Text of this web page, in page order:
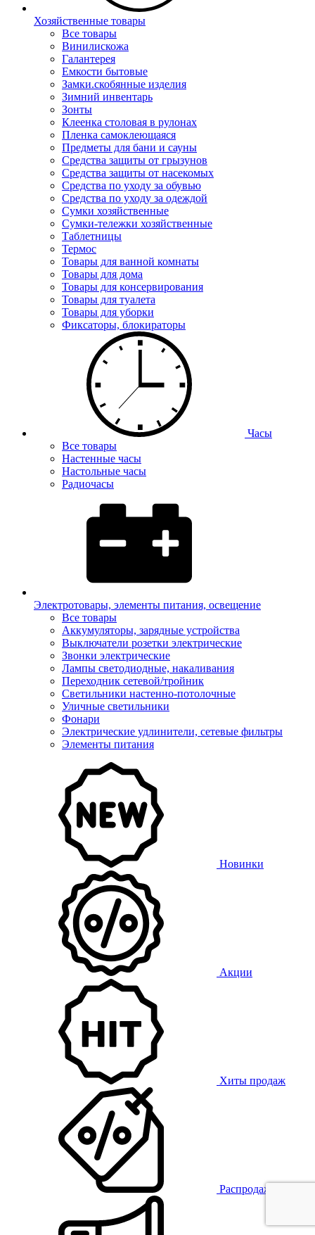
Хозяйственные товары
Все товары
Винилискожа
Галантерея
Емкости бытовые
Замки.скобянные изделия
Зимний инвентарь
Зонты
Клеенка столовая в рулонах
Пленка самоклеющаяся
Предметы для бани и сауны
Средства защиты от грызунов
Средства защиты от насекомых
Средства по уходу за обувью
Средства по уходу за одеждой
Сумки хозяйственные
Сумки-тележки хозяйственные
Таблетницы
Термос
Товары для ванной комнаты
Товары для дома
Товары для консервирования
Товары для туалета
Товары для уборки
Фиксаторы, блокираторы
Часы
Все товары
Настенные часы
Настольные часы
Радиочасы
Электротовары, элементы питания, освещение
Все товары
Аккумуляторы, зарядные устройства
Выключатели розетки электрические
Звонки электрические
Лампы светодиодные, накаливания
Переходник сетевой/тройник
Светильники настенно-потолочные
Уличные светильники
Фонари
Электрические удлинители, сетевые фильтры
Элементы питания
Новинки
Акции
Хиты продаж
Распродажа